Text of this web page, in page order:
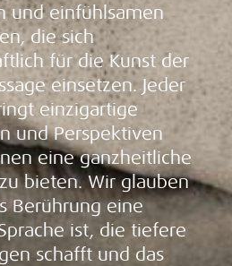
und einfühlsamen
die sich
für die Kunst der
einsetzen. Jeder
einzigartige
und Perspektiven
eine ganzheitliche
bieten. Wir glauben
Berührung eine
ist, die tiefere
schafft und das